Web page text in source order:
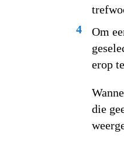
4
Om
erop
die